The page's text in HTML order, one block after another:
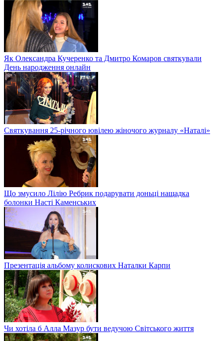
Як Олександра Кучеренко та Дмитро Комаров святкували
День народження онлайн
Святкування 25-річного ювілею жіночого журналу «Наталі»
Що змусило Лілію Ребрик подарувати доньці нащадка
болонки Насті Каменських
Презентація альбому колискових Наталки Карпи
Чи хотіла б Алла Мазур бути ведучою Світського життя